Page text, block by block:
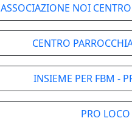
ASSOCIAZIONE NOI
CENTRO
INSIEME PER FBM -
PRO